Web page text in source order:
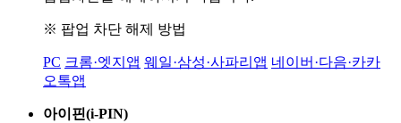
※ 팝업 차단 해제 방법
PC 크롬·엣지앱 웨일·삼성·사파리앱 네이버·다음·카카
오톡앱
아이핀(i-PIN)